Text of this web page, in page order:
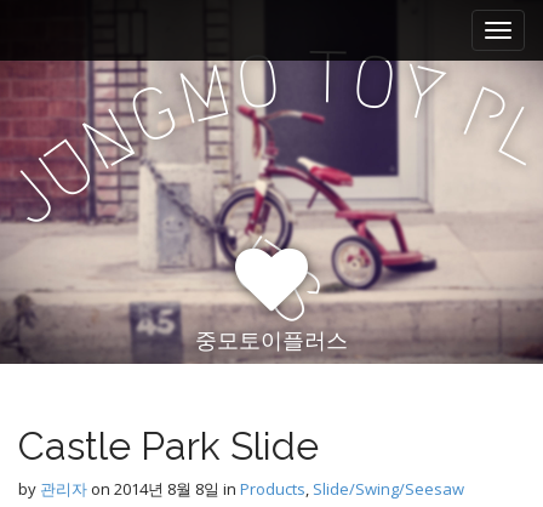
m
e
n
u
i
o
n
n
t
UNGMO TOYP
U
S
중모토이플러스
Castle Park Slide
by 관리자on 2014년 8월 8일 in Products, Slide/Swing/Seesaw